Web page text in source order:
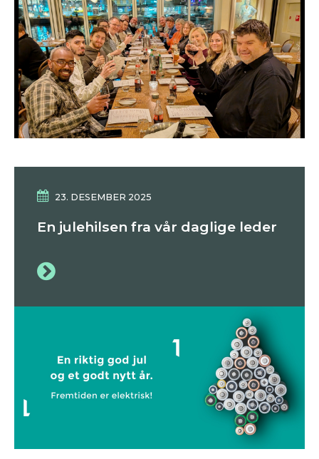
23. DESEMBER 2025
En julehilsen fra vår daglige leder